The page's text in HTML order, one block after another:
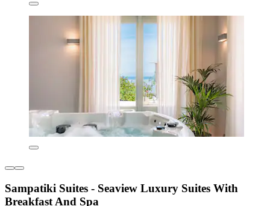
Sampatiki Suites - Seaview Luxury Suites With
Breakfast And Spa